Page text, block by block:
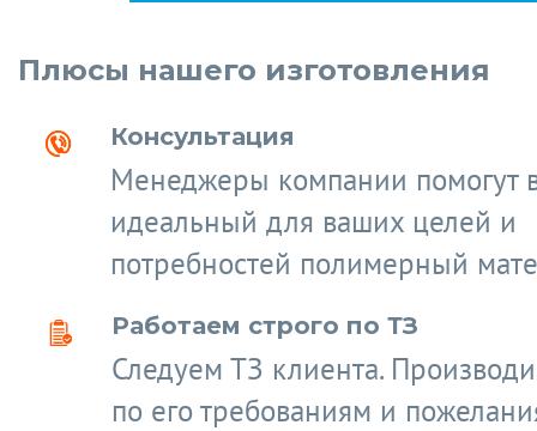
Плюсы нашего изготовления
Консультация
Менеджеры компании помогут
идеальный для ваших целей и
потребностей полимерный
Работаем строго по ТЗ
Следуем ТЗ клиента.
по его требованиям и